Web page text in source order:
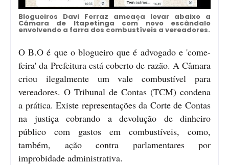
Blogueiros Davi Ferraz ameaça levar abaixo a
Câmara de Itapetinga com novo escândalo
envolvendo a farra dos combustíveis a vereadores.
O B.O é que o blogueiro que é advogado e 'come-
feira' da Prefeitura está coberto de razão. A Câmara
criou ilegalmente um vale combustível para
vereadores. O Tribunal de Contas (TCM) condena
a prática. Existe representações da Corte de Contas
na justiça cobrando a devolução de dinheiro
público com gastos em combustíveis, como,
também, ação contra parlamentares por
improbidade administrativa.